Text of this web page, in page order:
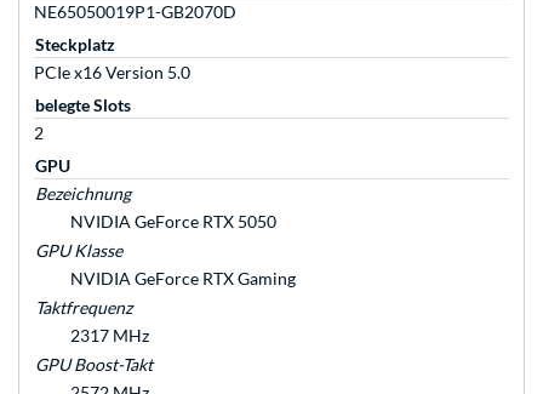
NE65050019P1-GB2070D
Steckplatz
PCIe x16 Version 5.0
belegte Slots
2
GPU
Bezeichnung
NVIDIA GeForce RTX 5050
GPU Klasse
NVIDIA GeForce RTX Gaming
Taktfrequenz
2317 MHz
GPU Boost-Takt